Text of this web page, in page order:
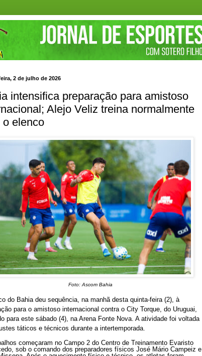
2 de julho de 2026
intensifica preparação para amistoso
Alejo Veliz treina normalmente
o elenco
Foto: Ascom Bahia
do Bahia deu sequência, na manhã desta quinta-feira (2), à
para o amistoso internacional contra o City Torque, do Uruguai,
para este sábado (4), na Arena Fonte Nova. A atividade foi voltada
táticos e técnicos durante a intertemporada.
começaram no Campo 2 do Centro de Treinamento Evaristo
sob o comando dos preparadores físicos José Mário Campeiz e